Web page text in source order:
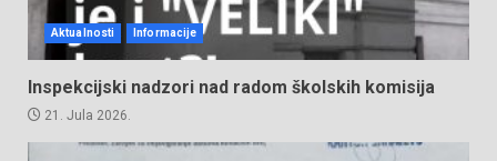
Aktualnosti Informacije
Inspekcijski nadzori nad radom školskih komisija
21. Jula 2026.